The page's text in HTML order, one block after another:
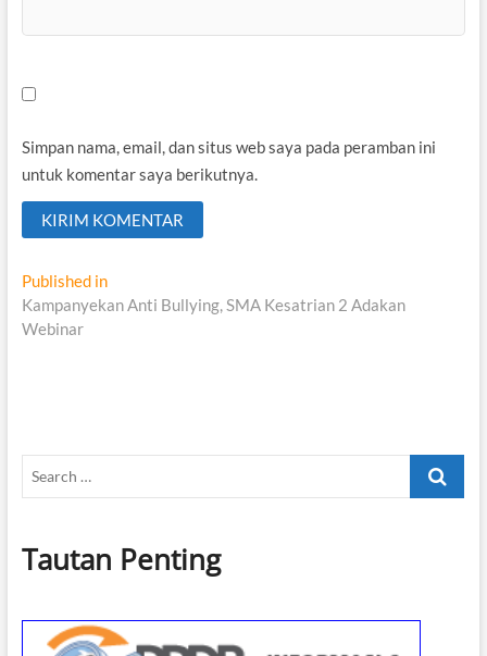
Simpan nama, email, dan situs web saya pada peramban ini
untuk komentar saya berikutnya.
Navigasi
pos
Published in
Kampanyekan Anti Bullying, SMA Kesatrian 2 Adakan
Webinar
Search
Tautan Penting